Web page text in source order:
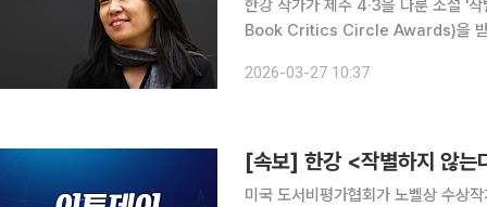
한강 작가가 제주 4·3을 다룬 소설 '
Book Critics Circle Awards)을 받았다. 27일 문화체육관광부 산하 한국문학번
2026-03-27 10:37
[속보] 한강 <작별하지 않는
미국 도서비평가협회가 노벨상 수상